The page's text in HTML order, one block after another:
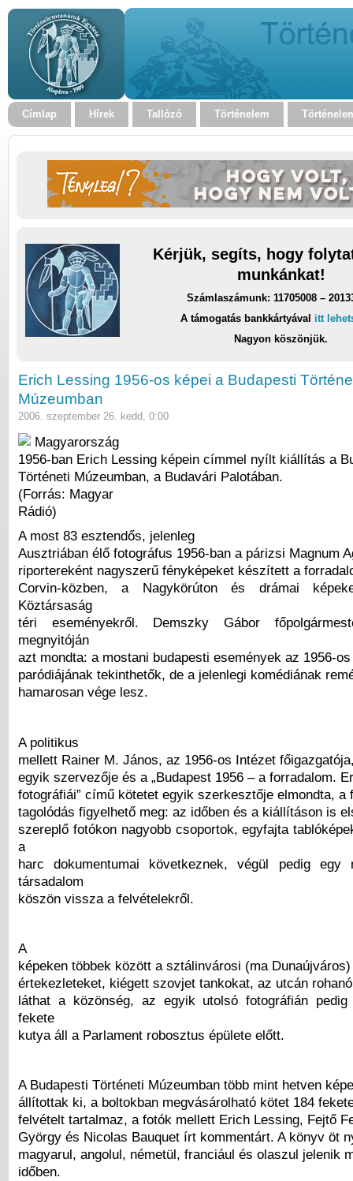
Címlap Hírek Tallózó Történelem
Kérjük, segíts, hogy
munkánkat!
Számlaszámunk: 11705008 –
A támogatás bankkártyával itt
Nagyon köszönjük.
Erich Lessing 1956-os képei a Budapesti
Múzeumban
2006. szeptember 26. kedd, 0:00
Magyarország
1956-ban Erich Lessing képein címmel nyílt kiállítás a
Történeti Múzeumban, a Budavári Palotában.
(Forrás: Magyar
Rádió)
A most 83 esztendős, jelenleg
Ausztriában élő fotográfus 1956-ban a párizsi Magnum
riportereként nagyszerű fényképeket készített a
Corvin-közben, a Nagykörúton és drámai
Köztársaság
téri eseményekről. Demszky Gábor
megnyitóján
azt mondta: a mostani budapesti események az 1956-
paródiájának tekinthetők, de a jelenlegi komédiának
hamarosan vége lesz.
A politikus
mellett Rainer M. János, az 1956-os Intézet
egyik szervezője és a „Budapest 1956 – a forradalom.
fotográfiái” című kötetet egyik szerkesztője elmondta, a
tagolódás figyelhető meg: az időben és a kiállításon is
szereplő fotókon nagyobb csoportok, egyfajta
a
harc dokumentumai következnek, végül pedig egy
társadalom
köszön vissza a felvételekről.
A
képeken többek között a sztálinvárosi (ma
értekezleteket, kiégett szovjet tankokat, az utcán
láthat a közönség, az egyik utolsó fotográfián pedig
fekete
kutya áll a Parlament robosztus épülete előtt.
A Budapesti Történeti Múzeumban több mint hetven
állítottak ki, a boltokban megvásárolható kötet 184
felvételt tartalmaz, a fotók mellett Erich Lessing, Fejtő
György és Nicolas Bauquet írt kommentárt. A könyv öt
magyarul, angolul, németül, franciául és olaszul jelenik
időben.